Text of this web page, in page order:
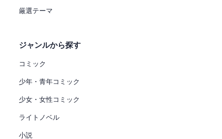
厳選テーマ
ジャンルから探す
コミック
少年・青年コミック
少女・女性コミック
ライトノベル
小説